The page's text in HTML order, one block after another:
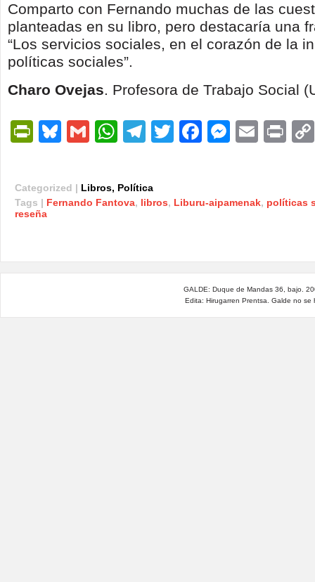
Comparto con Fernando muchas de las
planteadas en su libro, pero destacaría una
“Los servicios sociales, en el corazón de la
políticas sociales”.
Charo Ovejas. Profesora de Trabajo Social
PrintFriendly
Bluesky
GmailWhatsApp
Telegram
TwitterFacebook
Email
Categorized | Libros, Política
Tags | Fernando Fantova, libros, Liburu-aipamenak, políticas
reseña
GALDE: Duque de Mandas 36, bajo.
Edita: Hirugarren Prentsa. Galde no